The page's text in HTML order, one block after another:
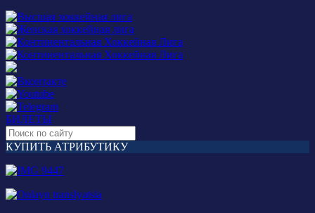
БИЛЕТЫ
КУПИТЬ АТРИБУТИКУ